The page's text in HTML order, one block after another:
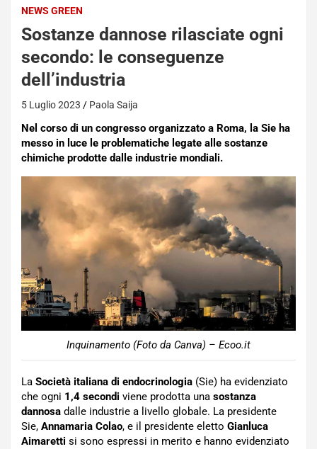
NEWS GREEN
Sostanze dannose rilasciate ogni
secondo: le conseguenze
dell’industria
5 Luglio 2023 Paola Saija
Nel corso di un congresso organizzato a Roma, la Sie ha
messo in luce le problematiche legate alle sostanze
chimiche prodotte dalle industrie mondiali.
Inquinamento (Foto da Canva) – Ecoo.it
La Società italiana di endocrinologia (Sie) ha evidenziato
che ogni 1,4 secondi viene prodotta una sostanza
dannosa dalle industrie a livello globale. La presidente
Sie, Annamaria Colao, e il presidente eletto Gianluca
Aimaretti si sono espressi in merito e hanno evidenziato